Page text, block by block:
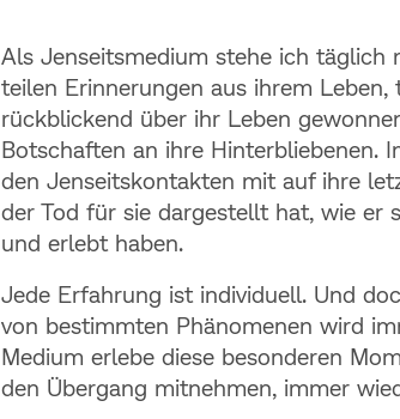
Wie erleben
Ahnungen aus
Als Jenseitsmedium stehe ich täglich
teilen Erinnerungen aus ihrem Leben,
rückblickend über ihr Leben
Botschaften an ihre Hinterbliebenen.
den Jenseitskontakten mit auf ihre
der Tod für sie dargestellt hat, wie er
und erlebt haben.
Jede Erfahrung ist individuell. Und
von bestimmten Phänomenen wird
Medium erlebe diese besonderen
den Übergang mitnehmen, immer